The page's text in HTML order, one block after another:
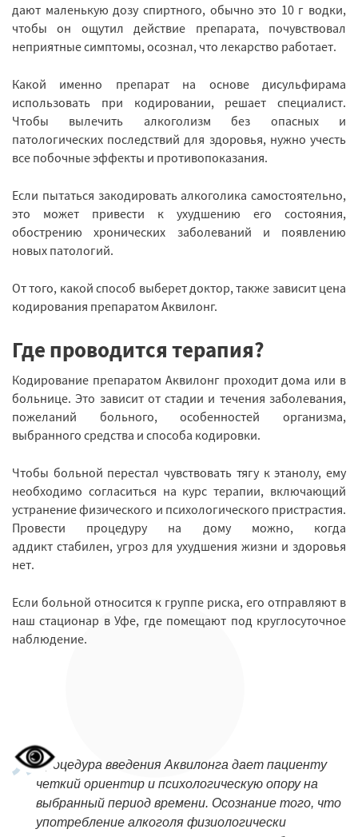
дают маленькую дозу спиртного, обычно это 10 г водки,
чтобы он ощутил действие препарата, почувствовал
неприятные симптомы, осознал, что лекарство работает.
Какой именно препарат на основе дисульфирама
использовать при кодировании, решает специалист.
Чтобы вылечить алкоголизм без опасных и
патологических последствий для здоровья, нужно учесть
все побочные эффекты и противопоказания.
Если пытаться закодировать алкоголика самостоятельно,
это может привести к ухудшению его состояния,
обострению хронических заболеваний и появлению
новых патологий.
От того, какой способ выберет доктор, также зависит цена
кодирования препаратом Аквилонг.
Где проводится терапия?
Кодирование препаратом Аквилонг проходит дома или в
больнице. Это зависит от стадии и течения заболевания,
пожеланий больного, особенностей организма,
выбранного средства и способа кодировки.
Чтобы больной перестал чувствовать тягу к этанолу, ему
необходимо согласиться на курс терапии, включающий
устранение физического и психологического пристрастия.
Провести процедуру на дому можно, когда
аддикт стабилен, угроз для ухудшения жизни и здоровья
нет.
Если больной относится к группе риска, его отправляют в
наш стационар в Уфе, где помещают под круглосуточное
наблюдение.
Процедура введения Аквилонга дает пациенту
четкий ориентир и психологическую опору на
выбранный период времени. Осознание того, что
употребление алкоголя физиологически